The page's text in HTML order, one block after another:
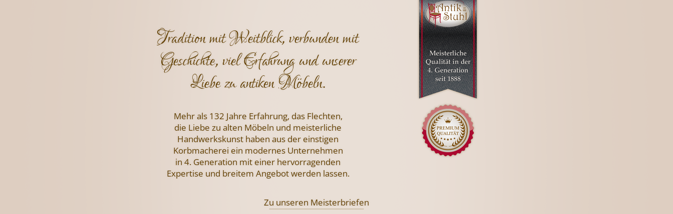
Tradition mit Weitblick, verbunden mit
Geschichte, viel Erfahrung und unserer
Liebe zu antiken Möbeln.
Mehr als 132 Jahre Erfahrung, das Flechten,
die Liebe zu alten Möbeln und meisterliche
Handwerkskunst haben aus der einstigen
Korbmacherei ein modernes Unternehmen
in 4. Generation mit einer hervorragenden
Expertise und breitem Angebot werden lassen.
Zu unseren Meisterbriefen